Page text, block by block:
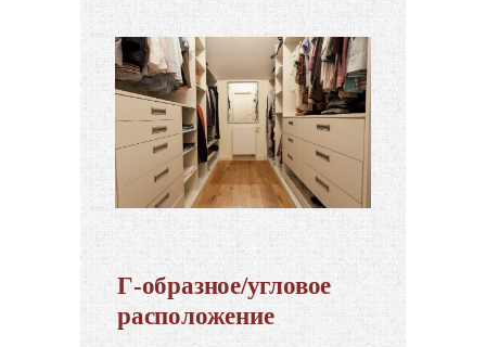
Г-образное/угловое
расположение